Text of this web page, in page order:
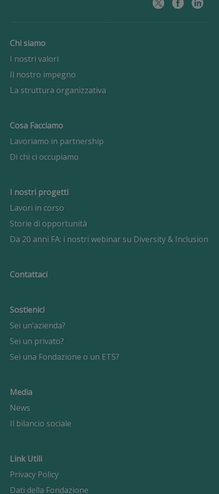
Chi siamo
I nostri valori
Il nostro impegno
La struttura organizzativa
Cosa Facciamo
Lavoriamo in partnership
Di chi ci occupiamo
I nostri progetti
Lavori in corso
Storie di opportunità
Da 20 anni FA: i nostri webinar su Diversity & Inclusion
Contattaci
Sostienici
Sei un’azienda?
Sei un privato?
Sei una Fondazione o un ETS?
Media
News
Il bilancio sociale
Link Utili
Privacy Policy
Dati della Fondazione